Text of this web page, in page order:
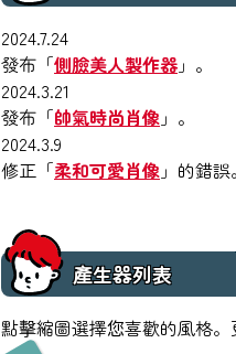
2024.7.24
發布「側臉美人製作器 」。
2024.3.21
發布「帥氣時尚肖像 」。
2024.3.9
修正「柔和可愛肖像 」的錯誤。
產生器列表
點擊縮圖選擇您喜歡的風格。